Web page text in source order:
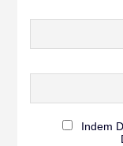
Indem